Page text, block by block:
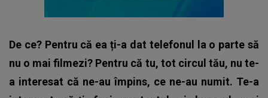
De ce? Pentru că ea ți-a dat telefonul la o parte să
nu o mai filmezi? Pentru că tu, tot circul tău, nu te-
a interesat că ne-au împins, ce ne-au numit. Te-a